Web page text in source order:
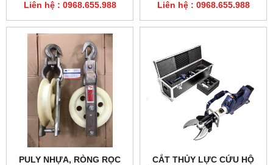
Liên hệ : 0968.655.988
Liên hệ : 0968.655.988
PULY NHỰA, RÒNG RỌC
CẮT THỦY LỰC CỨU HỘ